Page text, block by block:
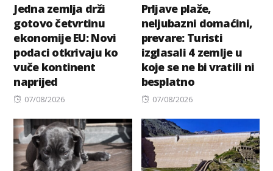
Jedna zemlja drži
gotovo četvrtinu
ekonomije EU: Novi
podaci otkrivaju ko
vuče kontinent
naprijed
Posted
07/08/2026
Prljave plaže,
neljubazni domaćini,
prevare: Turisti
izglasali 4 zemlje u
koje se ne bi vratili ni
besplatno
Posted
07/08/2026